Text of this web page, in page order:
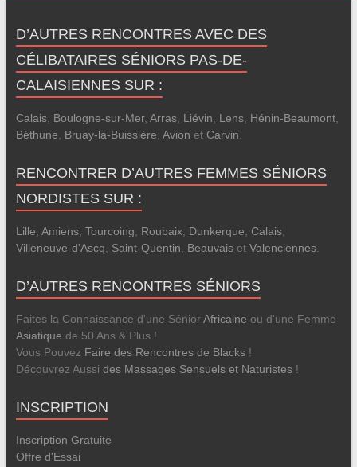
D’AUTRES RENCONTRES AVEC DES
CÉLIBATAIRES SÉNIORS PAS-DE-
CALAISIENNES SUR :
Calais, Boulogne-sur-Mer, Arras, Liévin Lens, Hénin-Beaumont,
Béthune
Bruay-la-Buissière Avion et Carvin
RENCONTRER D’AUTRES FEMMES SÉNIORS
NORDISTES SUR :
Lille Amiens, Tourcoing Roubaix, Dunkerque Calais,
Villeneuve-d'Ascq
Saint-Quentin Beauvaiset Valenciennes.
D’AUTRES RENCONTRES SÉNIORS
Faites la Connaissance d'une SéniorAfricaine ou d'une Femme
Asiatique de 50 Ans & Plus !
Vous Pouvez Faire des Rencontres de Blacks!
Découvrez Aussi des Massages Sensuels et Naturistes!
INSCRIPTION
Inscription Gratuite
Offre d'Essai